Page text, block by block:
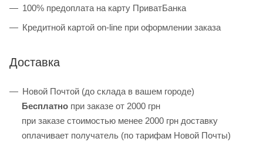
100% предоплата на карту ПриватБанка
Кредитной картой on-line при оформлении заказа
Доставка
Новой Почтой (до склада в вашем городе)
Бесплатно при заказе от 2000 грн
при заказе стоимостью менее 2000 грн доставку
оплачивает получатель (по тарифам Новой Почты)